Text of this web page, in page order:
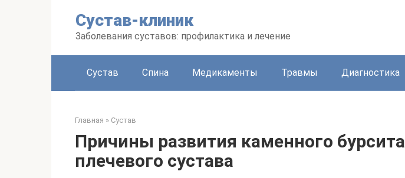
Сустав-клиник
Заболевания суставов: профилактика и лечение
Сустав Спина Медикаменты Травмы Диагностика
Главная » Сустав
Причины развития каменного бурсита
плечевого сустава